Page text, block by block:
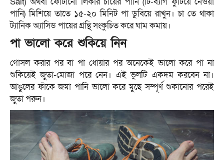
পানি) মিশিয়ে তাতে ১৫-২০ মিনিট পা ডুবিয়ে রাখুন। চা তে থাকা
ট্যানিক অ্যাসিড পায়ের গ্রন্থি সংকুচিত করে ঘাম কমায়।
পা ভালো করে শুকিয়ে নিন
গোসল করার পর বা পা ধোয়ার পর অনেকেই ভালো করে পা না
শুকিয়েই জুতা-মোজা পরে নেন। এই ভুলটি একদম করবেন না।
আঙুলের ফাঁকে জমা পানি ভালো করে মুছে সম্পূর্ণ শুকানোর পরেই
জুতা পরুন।